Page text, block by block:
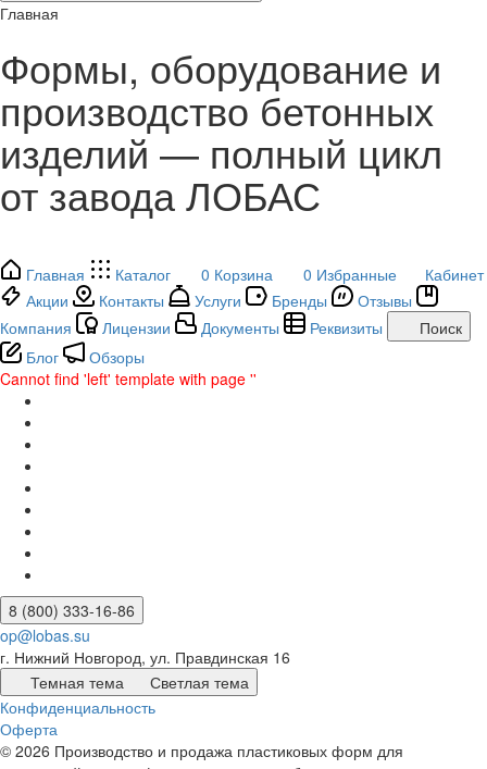
Главная
Формы, оборудование и
производство бетонных
изделий — полный цикл
от завода ЛОБАС
Главная Каталог 0 Корзина 0 Избранные
Кабинет
Акции
Контакты Услуги Бренды
Отзывы
Компания
Лицензии Документы Реквизиты
Поиск
Блог
Обзоры
Cannot find 'left' template with page ''
8 (800) 333-16-86
op@lobas.su
г. Нижний Новгород, ул. Правдинская 16
Темная тема
Светлая тема
Конфиденциальность
Оферта
© 2026 Производство и продажа пластиковых форм для